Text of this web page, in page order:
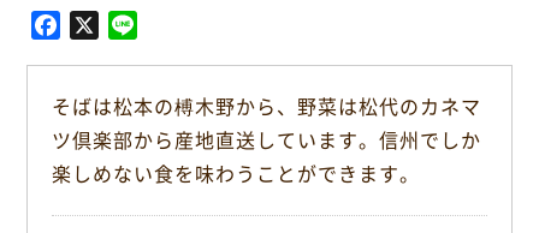
e
b
o
X
e
そばは松本の榑木野から、野菜は松代のカネマ
ツ倶楽部から産地直送しています。信州でしか
楽しめない食を味わうことができます。